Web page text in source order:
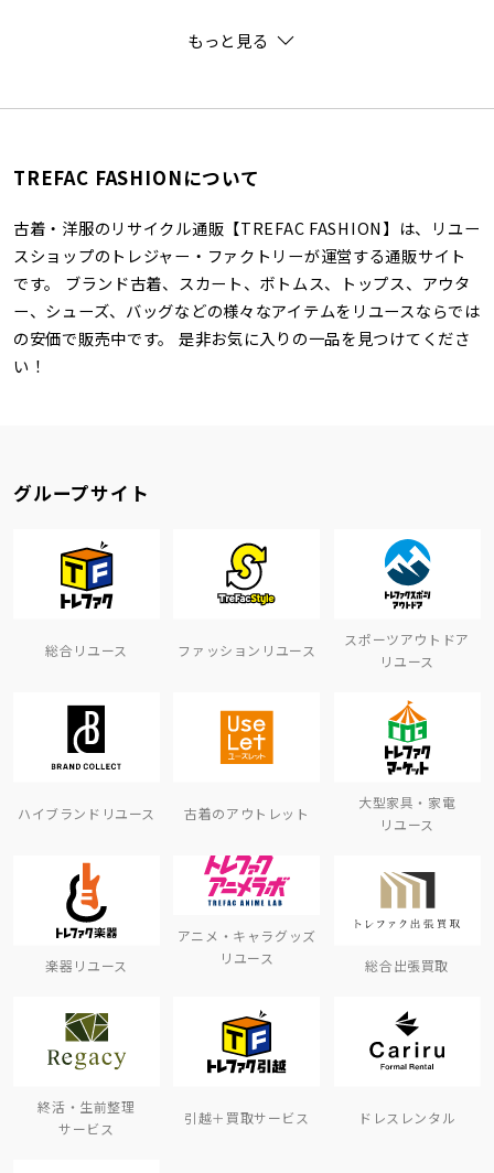
もっと見る
TREFAC FASHIONについて
古着・洋服のリサイクル通販【TREFAC FASHION】は、リユー
スショップのトレジャー・ファクトリーが運営する通販サイト
です。 ブランド古着、スカート、ボトムス、トップス、アウタ
ー、シューズ、バッグなどの様々なアイテムをリユースならでは
の安価で販売中です。 是非お気に入りの一品を見つけてくださ
い！
グループサイト
総合リユース ファッションリユース
スポーツアウトドア
リユース
ハイブランドリユース 古着のアウトレット
大型家具・家電
リユース
楽器リユース
アニメ・キャラグッズ
リユース
総合出張買取
終活・生前整理
サービス
引越＋買取サービス ドレスレンタル